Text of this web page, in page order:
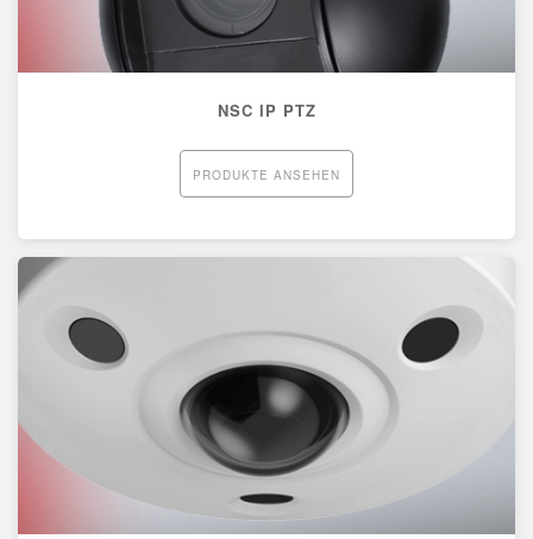
NSC IP PTZ
PRODUKTE ANSEHEN